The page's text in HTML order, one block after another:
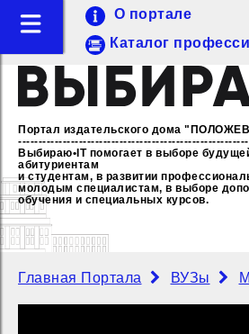
Портал издательского дома
Выбираю•IT помогает в выборе
абитуриентам
и студентам, в развитии
молодым специалистам, в выборе
обучения и специальных курсов.
О портале
Каталог
Главная Портала ВУЗы